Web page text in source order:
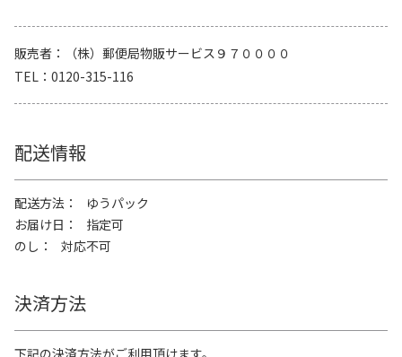
販売者
（株）郵便局物販サービス９７００００
TEL
0120-315-116
配送情報
配送方法
ゆうパック
お届け日
指定可
のし
対応不可
決済方法
下記の決済方法がご利用頂けます。